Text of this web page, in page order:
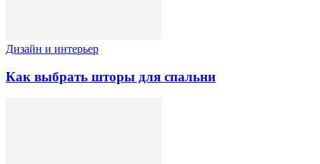
Дизайн и интерьер
Как выбрать шторы для спальни